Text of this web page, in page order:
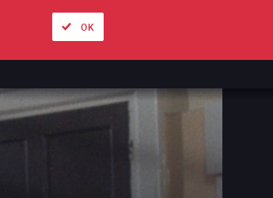
Unsere Angebote
OK